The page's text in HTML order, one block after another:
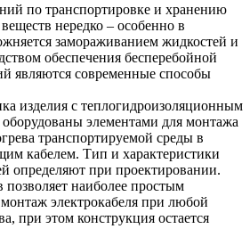
по транспортировке и хранению
нередко – особенно в
замораживанием жидкостей и
обеспечения бесперебойной
являются современные способы
изделия с теплогидроизоляционным
элементами для монтажа
транспортируемой среды в
кабелем. Тип и характеристики
определяют при проектировании.
наиболее простым
электрокабеля при любой
при этом конструкция остается